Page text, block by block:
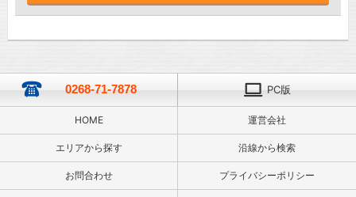
0268-71-7878 PC版
HOME 運営会社
エリアから探す 沿線から検索
お問合わせ プライバシーポリシー